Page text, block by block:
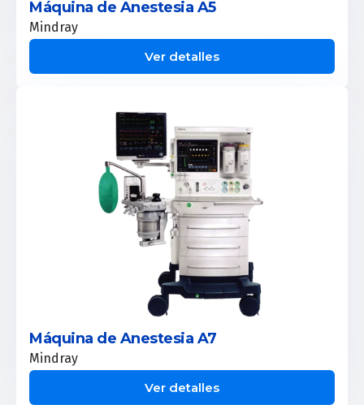
Máquina de Anestesia A5
Mindray
Ver detalles
Máquina de Anestesia A7
Mindray
Ver detalles